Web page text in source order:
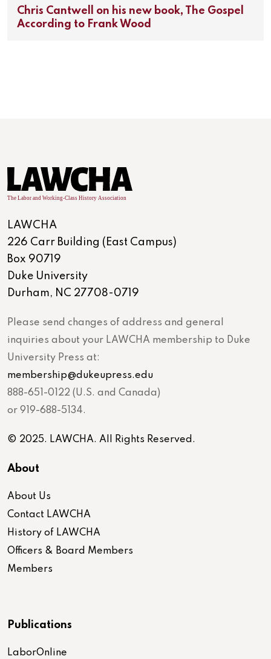
Chris Cantwell on his new book, The Gospel
According to Frank Wood
LAWCHA
226 Carr Building (East Campus)
Box 90719
Duke University
Durham, NC 27708-0719
Please send changes of address and general
inquiries about your LAWCHA membership to Duke
University Press at:
membership@dukeupress.edu
888-651-0122 (U.S. and Canada)
or 919-688-5134.
© 2025. LAWCHA. All Rights Reserved.
About
About Us
Contact LAWCHA
History of LAWCHA
Officers & Board Members
Members
Publications
LaborOnline